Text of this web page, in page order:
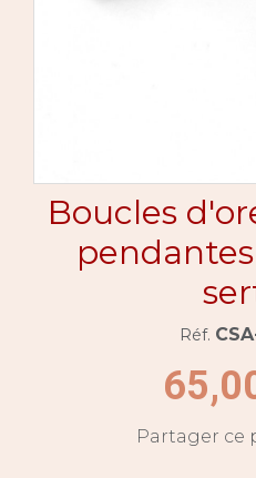
Boucles
Réf.
Partager ce